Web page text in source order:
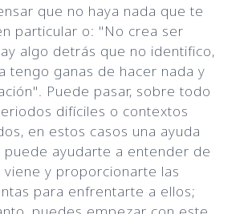
que no haya nada que te
particular o: "No crea ser
algo detrás que no identifico,
tengo ganas de hacer nada y
Puede pasar, sobre todo
difíciles o contextos
en estos casos una ayuda
puede ayudarte a entender de
viene y proporcionarte las
para enfrentarte a ellos;